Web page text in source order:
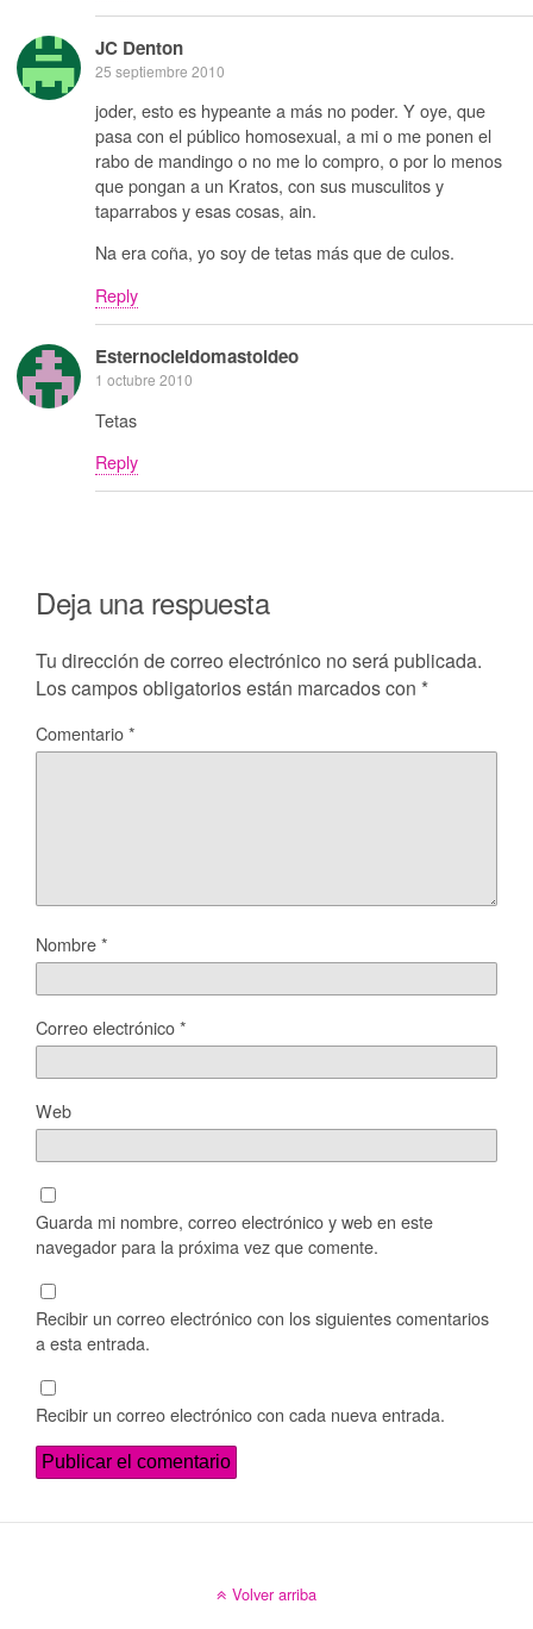
JC Denton
25 septiembre 2010
joder, esto es hypeante a más no poder. Y oye, que
pasa con el público homosexual, a mi o me ponen el
rabo de mandingo o no me lo compro, o por lo menos
que pongan a un Kratos, con sus musculitos y
taparrabos y esas cosas, ain.
Na era coña, yo soy de tetas más que de culos.
Reply
Esternocleidomastoideo
1 octubre 2010
Tetas
Reply
Deja una respuesta
Tu dirección de correo electrónico no será publicada.
Los campos obligatorios están marcados con *
Comentario*
Nombre*
Correo electrónico*
Web
Guarda mi nombre, correo electrónico y web en este
navegador para la próxima vez que comente.
Recibir un correo electrónico con los siguientes comentarios
a esta entrada.
Recibir un correo electrónico con cada nueva entrada.
Volver arriba